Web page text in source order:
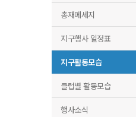
총재메세지
지구행사 일정표
지구활동모습
클럽별 활동모습
행사소식